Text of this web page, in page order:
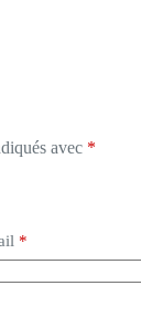
avec *
*